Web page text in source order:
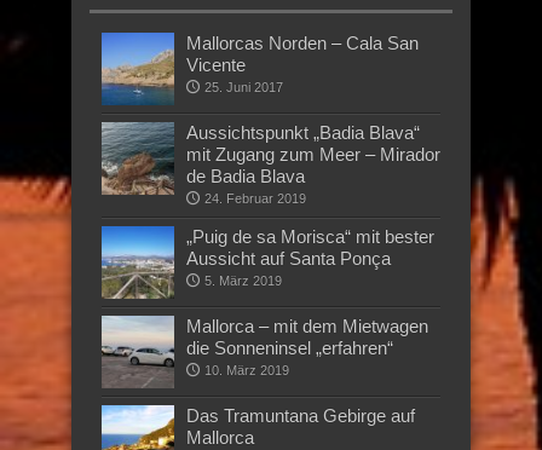
Mallorcas Norden – Cala San
Vicente
25. Juni 2017
Aussichtspunkt „Badia Blava“
mit Zugang zum Meer – Mirador
de Badia Blava
24. Februar 2019
„Puig de sa Morisca“ mit bester
Aussicht auf Santa Ponça
5. März 2019
Mallorca – mit dem Mietwagen
die Sonneninsel „erfahren“
10. März 2019
Das Tramuntana Gebirge auf
Mallorca